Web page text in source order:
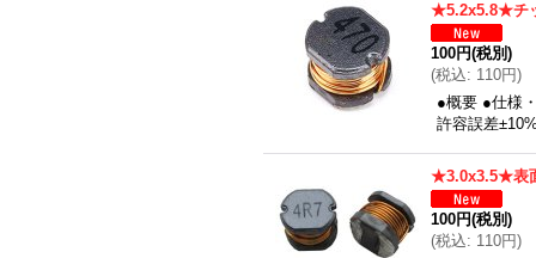
★5.2x5.8★チ
100円(税別)
(税込: 110円)
●概要 ●仕様
許容誤差
★3.0x3.5★表
100円(税別)
(税込: 110円)